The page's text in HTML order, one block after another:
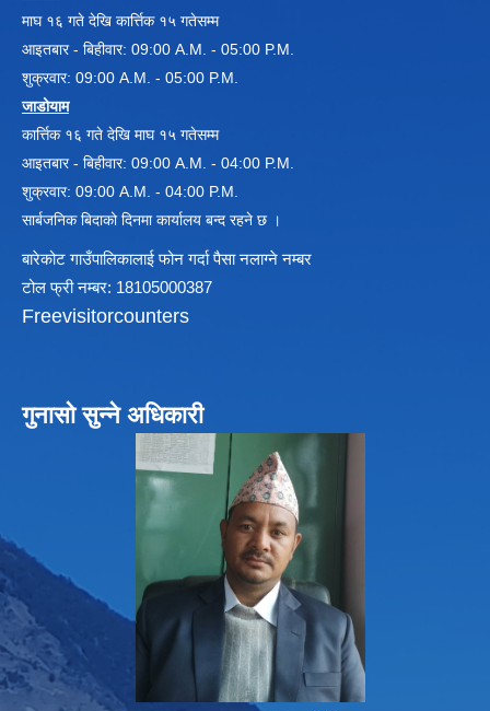
विधायन समिति निर्णयहरु
न्यायिक समिति निर्णयहरु
आर्थिक विकास समिति निर्णय
पूर्वाधार विकास समिति निर्णय
सामाजिक विकास समिति निर्णयहरु
माघ १६ गते देखि कार्त्तिक १५ गतेसम्म
आइतबार - बिहीवार: 09:00 A.M. - 05:00 P.M.
शुक्रवार: 09:00 A.M. - 05:00 P.M.
जाडोयाम
कार्त्तिक १६ गते देखि माघ १५ गतेसम्म
आइतबार - बिहीवार: 09:00 A.M. - 04:00 P.M.
शुक्रवार: 09:00 A.M. - 04:00 P.M.
सार्बजनिक बिदाको दिनमा कार्यालय बन्द रहने छ ।
बारेकोट गाउँपालिकालाई फोन गर्दा पैसा नलाग्ने नम्बर
टोल फ्री नम्बर: 18105000387
Freevisitorcounters
गुनासो सुन्ने अधिकारी